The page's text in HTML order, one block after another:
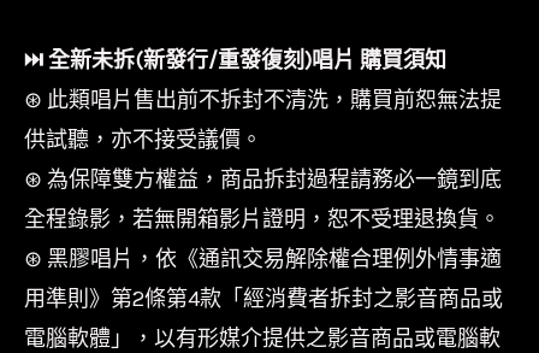
⏭︎ 全新未拆(新發行/重發復刻)唱片 購買須知
⊛ 此類唱片售出前不拆封不清洗，購買前恕無法提
供試聽，亦不接受議價。
⊛ 為保障雙方權益，商品拆封過程請務必一鏡到底
全程錄影，若無開箱影片證明，恕不受理退換貨。
⊛ 黑膠唱片，依《通訊交易解除權合理例外情事適
用準則》第2條第4款「經消費者拆封之影音商品或
電腦軟體」，以有形媒介提供之影音商品或電腦軟